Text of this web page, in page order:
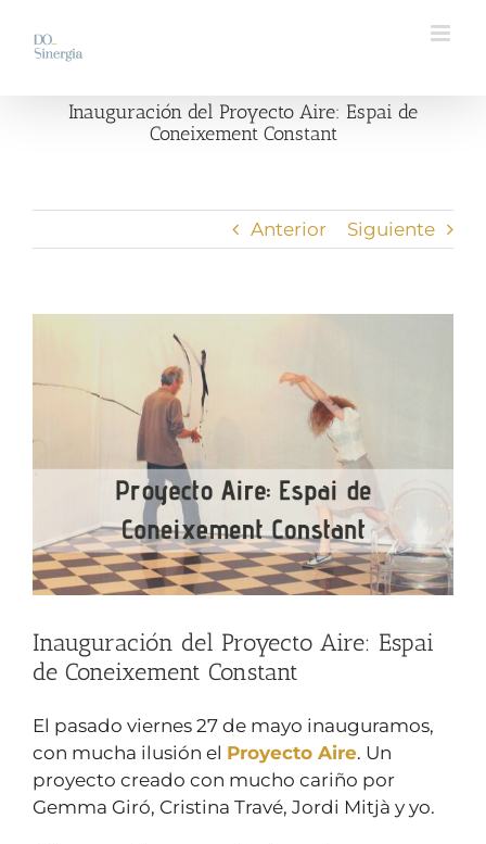
contenido
Inauguración del Proyecto Aire: Espai de
Coneixement Constant
Anterior Siguiente
más
Inauguración del Proyecto Aire: Espai
de Coneixement Constant
El pasado viernes 27 de mayo inauguramos,
con mucha ilusión el Proyecto Aire. Un
proyecto creado con mucho cariño por
Gemma Giró, Cristina Travé, Jordi Mitjà y yo.